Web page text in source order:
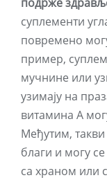
суплементи
повремено
пример,
мучнине или
узимају на
витамина А
Међутим,
благи и могу
са храном или